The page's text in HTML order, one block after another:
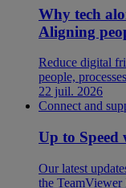
Why tech
Aligning
Reduce digital
people,
22 juil. 2026
Connect and
Up to Speed
Our latest
the